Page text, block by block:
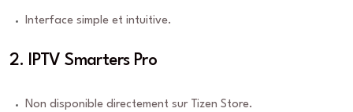
Interface simple et intuitive.
2. IPTV Smarters Pro
Non disponible directement sur Tizen Store.